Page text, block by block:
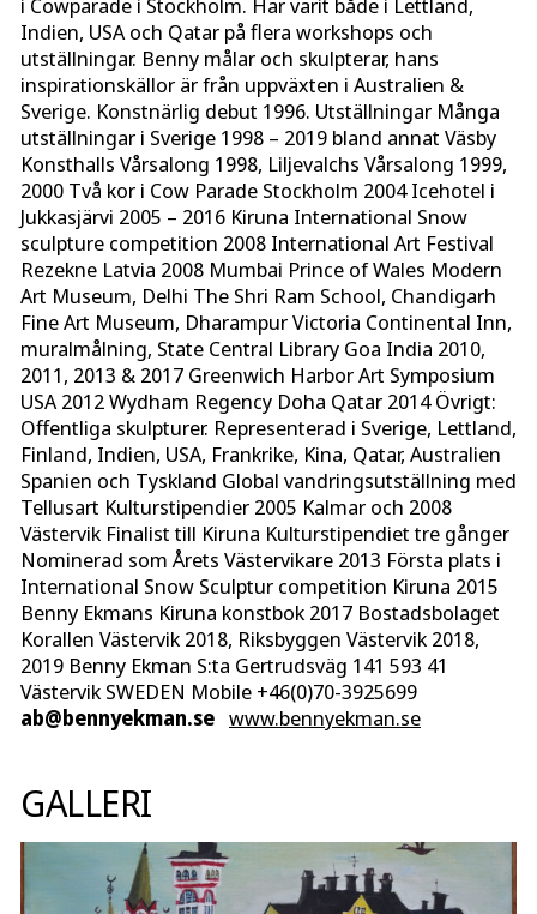
Indien, USA och Qatar på flera workshops och
utställningar. Benny målar och skulpterar, hans
inspirationskällor är från uppväxten i Australien &
Sverige. Konstnärlig debut 1996. Utställningar Många
utställningar i Sverige 1998 – 2019 bland annat Väsby
Konsthalls Vårsalong 1998, Liljevalchs Vårsalong 1999,
2000 Två kor i Cow Parade Stockholm 2004 Icehotel i
Jukkasjärvi 2005 – 2016 Kiruna International Snow
sculpture competition 2008 International Art Festival
Rezekne Latvia 2008 Mumbai Prince of Wales Modern
Art Museum, Delhi The Shri Ram School, Chandigarh
Fine Art Museum, Dharampur Victoria Continental Inn,
muralmålning, State Central Library Goa India 2010,
2011, 2013 & 2017 Greenwich Harbor Art Symposium
USA 2012 Wydham Regency Doha Qatar 2014 Övrigt:
Offentliga skulpturer. Representerad i Sverige, Lettland,
Finland, Indien, USA, Frankrike, Kina, Qatar, Australien
Spanien och Tyskland Global vandringsutställning med
Tellusart Kulturstipendier 2005 Kalmar och 2008
Västervik Finalist till Kiruna Kulturstipendiet tre gånger
Nominerad som Årets Västervikare 2013 Första plats i
International Snow Sculptur competition Kiruna 2015
Benny Ekmans Kiruna konstbok 2017 Bostadsbolaget
Korallen Västervik 2018, Riksbyggen Västervik 2018,
2019 Benny Ekman S:ta Gertrudsväg 141 593 41
Västervik SWEDEN Mobile +46(0)70-3925699
ab@bennyekman.se www.bennyekman.se
GALLERI